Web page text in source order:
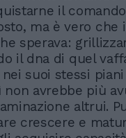
il
ma è vero che
sperava:
il dna di quel
suoi stessi
avrebbe più
altrui.
crescere e